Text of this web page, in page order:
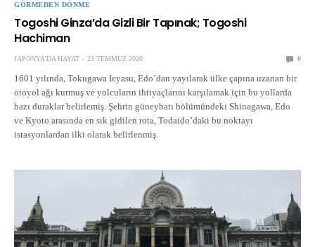
GÖRMEDEN DÖNME
Togoshi Ginza’da Gizli Bir Tapınak; Togoshi
Hachiman
JAPONYA'DA HAYAT 23 TEMMUZ 2020 0
1601 yılında, Tokugawa Ieyasu, Edo’dan yayılarak ülke çapına uzanan bir
otoyol ağı kurmuş ve yolcuların ihtiyaçlarını karşılamak için bu yollarda
bazı duraklar belirlemiş. Şehrin güneybatı bölümündeki Shinagawa, Edo
ve Kyoto arasında en sık gidilen rota, Todaido’daki bu noktayı
istasyonlardan ilki olarak belirlenmiş.